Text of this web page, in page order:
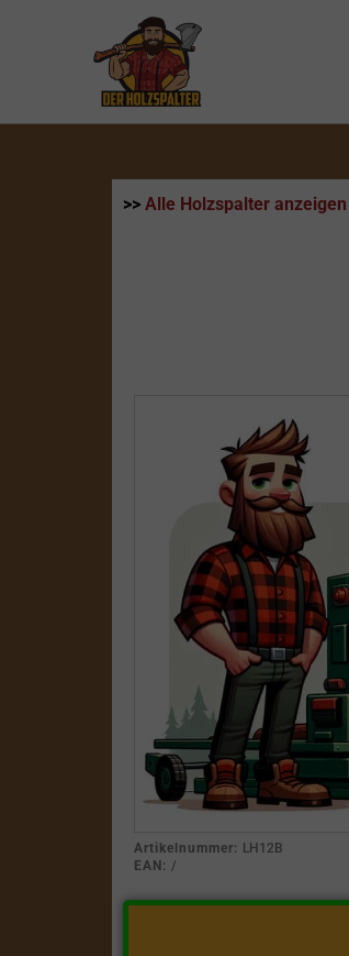
>> Alle Holzspalter anzeigen
Artikelnummer: LH12B
EAN: /